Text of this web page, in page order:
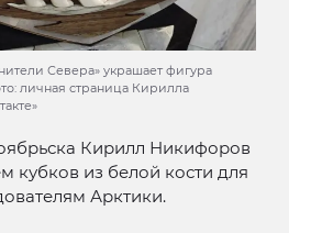
Севера» украшает фигура
личная страница Кирилла
Кирилл Никифоров
кубков из белой кости для
Арктики.